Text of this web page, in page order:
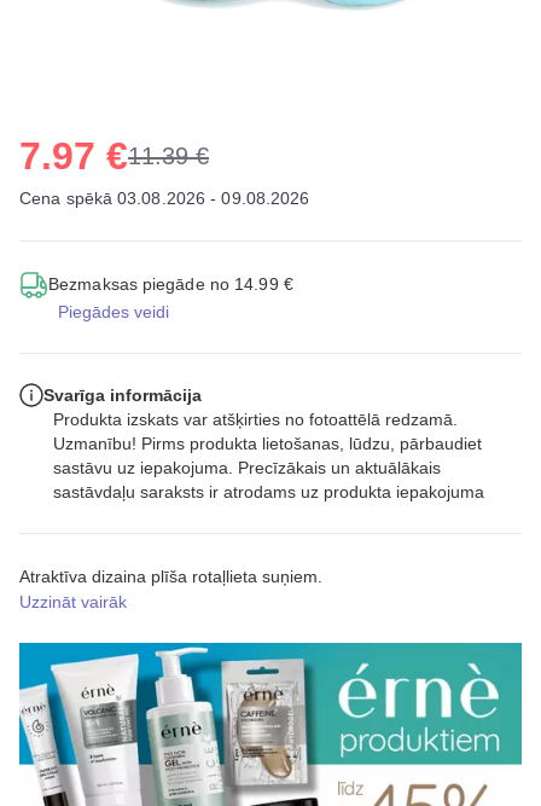
7.97 €11.39 €
Cena spēkā 03.08.2026 - 09.08.2026
Bezmaksas piegāde no 14.99 €
Piegādes veidi
Atraktīva dizaina plīša rotaļlieta suņiem.
Uzzināt vairāk
Svarīga informācija
Produkta izskats var atšķirties no fotoattēlā redzamā.
Uzmanību! Pirms produkta lietošanas, lūdzu, pārbaudiet
sastāvu uz iepakojuma. Precīzākais un aktuālākais
sastāvdaļu saraksts ir atrodams uz produkta iepakojuma